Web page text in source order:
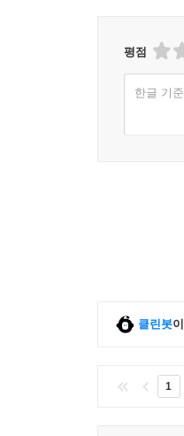
평점
한글 기
클린봇
1